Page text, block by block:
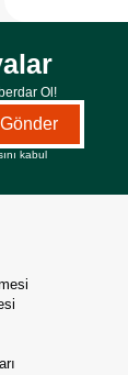
Ol!
Gönder
kabul